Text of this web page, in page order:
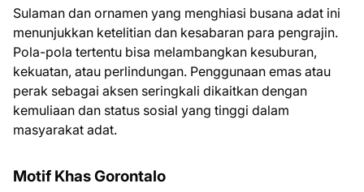
Sulaman dan ornamen yang menghiasi busana adat ini
menunjukkan ketelitian dan kesabaran para pengrajin.
Pola-pola tertentu bisa melambangkan kesuburan,
kekuatan, atau perlindungan. Penggunaan emas atau
perak sebagai aksen seringkali dikaitkan dengan
kemuliaan dan status sosial yang tinggi dalam
masyarakat adat.
Motif Khas Gorontalo